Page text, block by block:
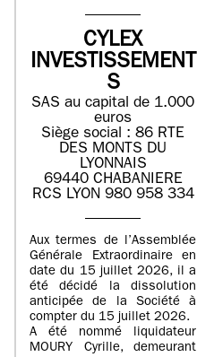
CYLEX
INVESTISSEMENT
S
SAS au capital de 1.000
euros
Siège social : 86 RTE
DES MONTS DU
LYONNAIS
69440 CHABANIERE
RCS LYON 980 958 334
Aux termes de l’Assemblée
Générale Extraordinaire en
date du 15 juillet 2026, il a
été décidé la dissolution
anticipée de la Société à
compter du 15 juillet 2026.
A été nommé liquidateur
MOURY Cyrille, demeurant